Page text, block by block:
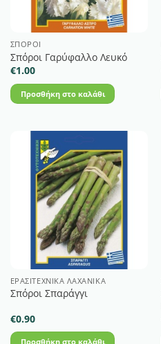
ΣΠΌΡΟΙ
Σπόροι Γαρύφαλλο Λευκό
€1.00
Προσθήκη στο καλάθι
ΕΡΑΣΙΤΕΧΝΙΚΆ ΛΑΧΑΝΙΚΆ
Σπόροι Σπαράγγι
€0.90
Προσθήκη στο καλάθι